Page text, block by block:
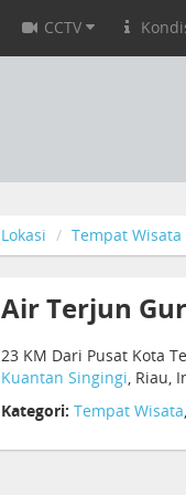
CCTV
Lokasi Tempat Wisata
Air Terjun
23 KM Dari Pusat Kota
Kuantan Singingi, Riau,
Kategori: Tempat Wisata,